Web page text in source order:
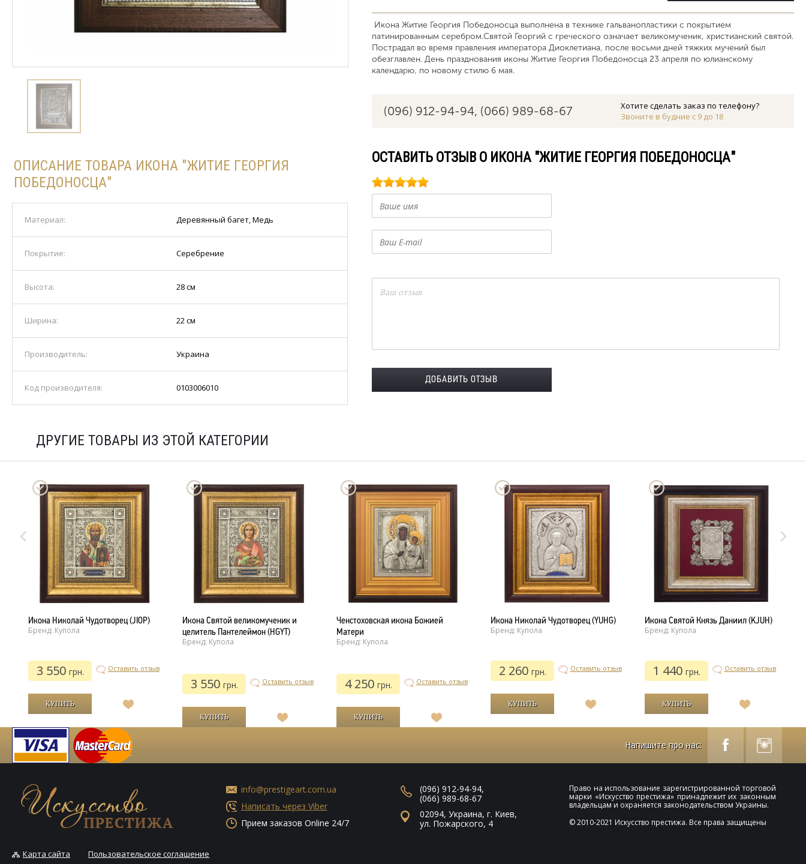
ОПИСАНИЕ ТОВАРА ИКОНА "ЖИТИЕ ГЕОРГИЯ
ПОБЕДОНОСЦА"
Материал: Деревянный багет, Медь
Покрытие: Серебрение
Высота: 28 см
Ширина: 22 см
Производитель: Украина
Код производителя: 0103006010
Икона Житие Георгия Победоносца выполнена в технике гальванопластики с покрытием
патинированным серебром.Святой Георгий с греческого означает великомученик, христианский святой.
Пострадал во время правления императора Диоклетиана, после восьми дней тяжких мучений был
обезглавлен. День празднования иконы Житие Георгия Победоносца 23 апреля по юлианскому
календарю, по новому стилю 6 мая.
(096) 912-94-94, (066) 989-68-67
Хотите сделать заказ по телефону?
Звоните в будние с 9 до 18
ОСТАВИТЬ ОТЗЫВ О ИКОНА "ЖИТИЕ ГЕОРГИЯ ПОБЕДОНОСЦА"
ДРУГИЕ ТОВАРЫ ИЗ ЭТОЙ КАТЕГОРИИ
Икона Николай Чудотворец (JIOP)
Бренд: Купола
3 550 грн. Оставить отзыв
желаний
Икона Святой великомученик и
целитель Пантелеймон (HGYT)
Бренд: Купола
3 550 грн. Оставить отзыв
В
Ченстоховская икона Божией
Матери
Бренд: Купола
4 250 грн. Оставить отзыв
В
Икона Николай Чудотворец (YUHG)
Бренд: Купола
2 260 грн. Оставить отзыв
желаний
Икона Святой Князь Даниил (KJUH)
Бренд: Купола
1 440 грн. Оставить отзыв
желаний
Напишите про нас:
info@prestigeart.com.ua
Написать через Viber
Прием заказов Online 24/7
(096) 912-94-94,
(066) 989-68-67
02094,Украина,г. Киев,
ул. Пожарского, 4
Право на использование зарегистрированной торговой
марки «Искусство престижа» принадлежит их законным
владельцам и охраняется законодательством Украины.
© 2010-2021 Искусство престижа. Все права защищены
Карта сайта Пользовательское соглашение